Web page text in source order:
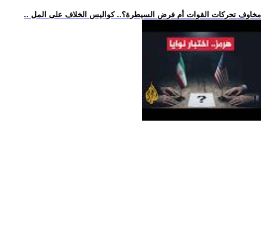
.. مخاوف تحركات القوات أم فرض السيطرة؟.. كواليس الخلاف على المل